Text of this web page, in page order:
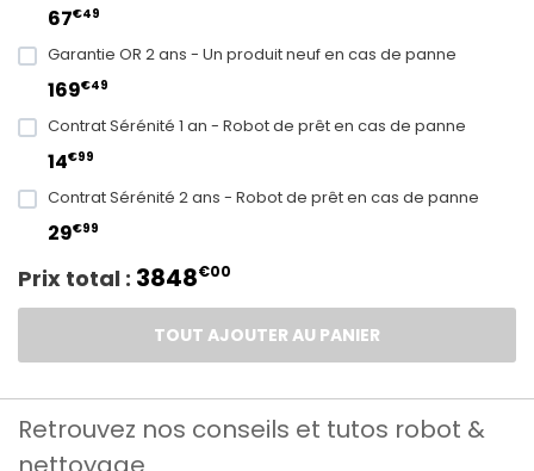
67€49
Garantie OR 2 ans - Un produit neuf en cas de panne
169€49
Contrat Sérénité 1 an - Robot de prêt en cas de panne
14€99
Contrat Sérénité 2 ans - Robot de prêt en cas de panne
29€99
Prix total : 3848€00
TOUT AJOUTER AU PANIER
Retrouvez nos conseils et tutos robot &